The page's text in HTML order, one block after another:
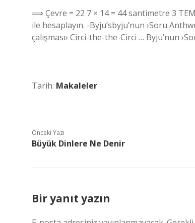
⟹ Çevre = 22 7 × 14 = 44 santimetre 3
ile hesaplayın. -Byju’sbyju’nun ›Soru
çalışması› Circi-the-the-Circi … Byju’nun
Tarih: Makaleler
Önceki Yazı
Büyük Dinlere Ne Denir
Bir yanıt yazın